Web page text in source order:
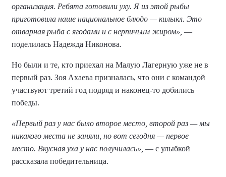
организация. Ребята готовили уху. Я из этой рыбы
приготовила наше национальное блюдо — килыкл. Это
отварная рыба с ягодами и с нерпичьим жиром», —
поделилась Надежда Никонова.
Но были и те, кто приехал на Малую Лагерную уже не в
первый раз. Зоя Ахаева призналась, что они с командой
участвуют третий год подряд и наконец-то добились
победы.
«Первый раз у нас было второе место, второй раз — мы
никакого места не заняли, но вот сегодня — первое
место. Вкусная уха у нас получилась», — с улыбкой
рассказала победительница.